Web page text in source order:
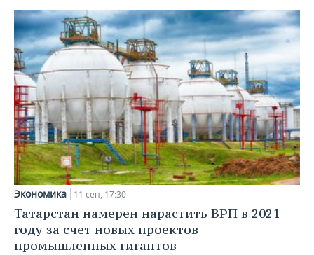
Экономика 11 сен, 17:30
Татарстан намерен нарастить ВРП в 2021
году за счет новых проектов
промышленных гигантов